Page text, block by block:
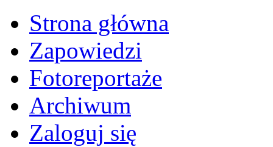
Strona główna
Zapowiedzi
Fotoreportaże
Archiwum
Zaloguj się